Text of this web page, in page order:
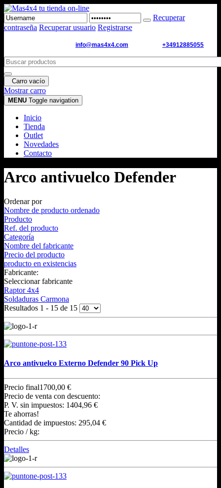
Recuperar
contraseña Recuperar usuario Registrarse
info@mas4x4.com +34912885055
Carro vacío
Mostrar carro
MENU Toggle navigation
Inicio
Tienda
Outlet
Novedades
Contacto
Arco antivuelco Defender
Ordenar por
Nombre de producto ordenado
Producto
Ref. del producto
Categoría
Nombre del fabricante
Precio del producto
producto en existencias
Fabricante:
Seleccionar fabricante
Raptor 4x4
Soldaduras Carmona
Resultados 1 - 15 de 15
Arco antivuelco Externo Defender 90 Pick Up
Precio final1700,00 €
Precio de venta con descuento:
P. V. sin impuestos: 1404,96 €
Te ahorras!
Cantidad de impuestos: 295,04 €
Precio / kg:
Detalles